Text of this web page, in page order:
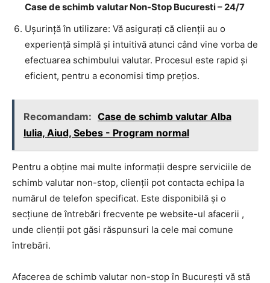
Case de schimb valutar Non-Stop Bucuresti – 24/7
Ușurință în utilizare: Vă asigurați că clienții au o
experiență simplă și intuitivă atunci când vine vorba de
efectuarea schimbului valutar. Procesul este rapid și
eficient, pentru a economisi timp prețios.
Recomandam: Case de schimb valutar Alba
Iulia, Aiud, Sebes - Program normal
Pentru a obține mai multe informații despre serviciile de
schimb valutar non-stop, clienții pot contacta echipa la
numărul de telefon specificat. Este disponibilă și o
secțiune de întrebări frecvente pe website-ul afacerii ,
unde clienții pot găsi răspunsuri la cele mai comune
întrebări.
Afacerea de schimb valutar non-stop în București vă stă